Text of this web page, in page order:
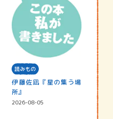
読みもの
伊藤佐凪『星の集う場
所』
2026-08-05